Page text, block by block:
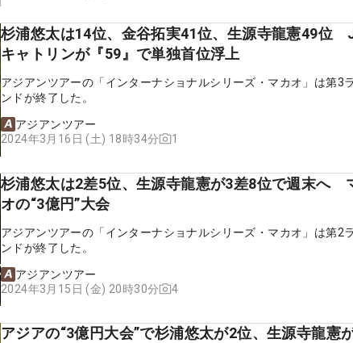
杉浦悠太は14位、金谷拓実41位、生源寺龍憲49位
キャトリンが『59』で単独首位浮上
アジアンツアーの「インターナショナルシリーズ・マカオ」は第3
ンドが終了した。
アジアンツアー
2024年3月16日 (土) 18時34分
1
杉浦悠太は2差5位、生源寺龍憲が3差8位で週末へ
オの“3億円”大会
アジアンツアーの「インターナショナルシリーズ・マカオ」は第2
ンドが終了した。
アジアンツアー
2024年3月15日 (金) 20時30分
4
アジアの“3億円大会”で杉浦悠太が2位、生源寺龍憲